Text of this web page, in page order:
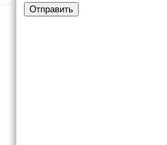
Отправить